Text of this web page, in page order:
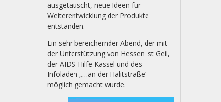
ausgetauscht, neue Ideen für
Weiterentwicklung der Produkte
entstanden.
Ein sehr bereichernder Abend, der mit
der Unterstützung von Hessen ist Geil,
der AIDS-Hilfe Kassel und des
Infoladen „…an der Halitstraße“
möglich gemacht wurde.